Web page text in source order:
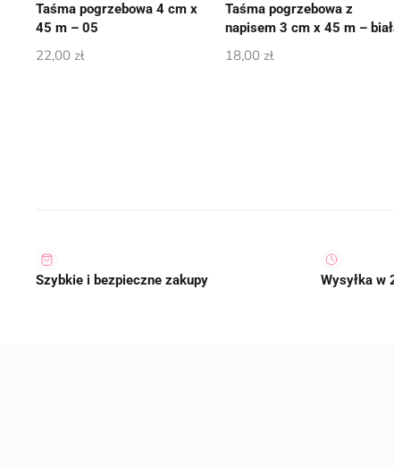
Taśma pogrzebowa 4 cm x
45 m – 05
22,00 zł
Taśma pogrzebowa z
napisem 3 cm x 45 m –
18,00 zł
Szybkie i bezpieczne zakupy Wysyłka w